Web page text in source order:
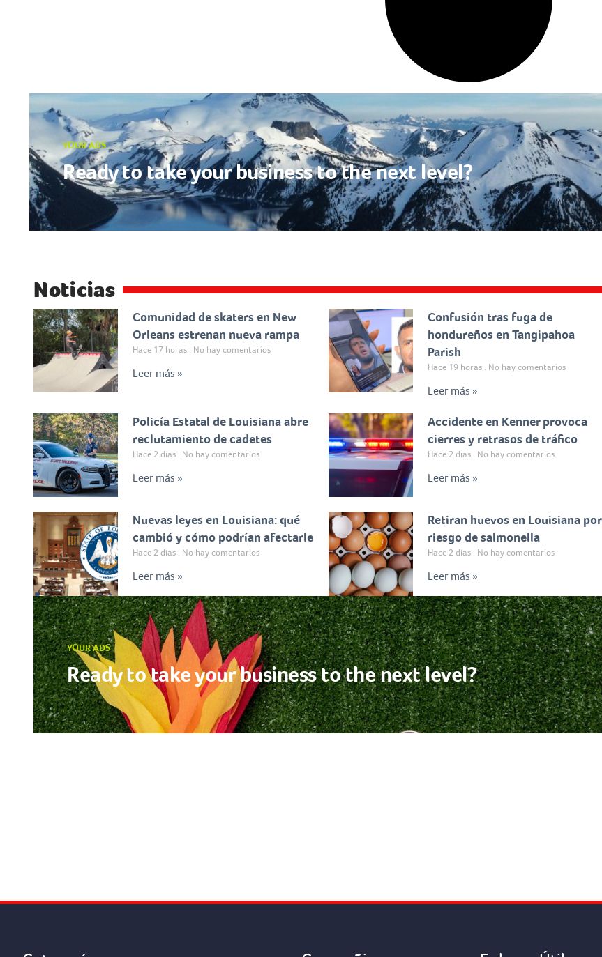
YOUR ADS
Ready to take your business to the next level?
Noticias
Comunidad de skaters en New
Orleans estrenan nueva rampa
Hace 17 horas No hay comentarios
Leer más »
Confusión tras fuga de
hondureños en Tangipahoa
Parish
Hace 19 horas No hay comentarios
Leer más »
Policía Estatal de Louisiana abre
reclutamiento de cadetes
Hace 2 días No hay comentarios
Leer más »
Accidente en Kenner provoca
cierres y retrasos de tráfico
Hace 2 días No hay comentarios
Leer más »
Nuevas leyes en Louisiana: qué
cambió y cómo podrían afectarle
Hace 2 días No hay comentarios
Leer más »
Retiran huevos en Louisiana por
riesgo de salmonella
Hace 2 días No hay comentarios
Leer más »
YOUR ADS
Ready to take your business to the next level?